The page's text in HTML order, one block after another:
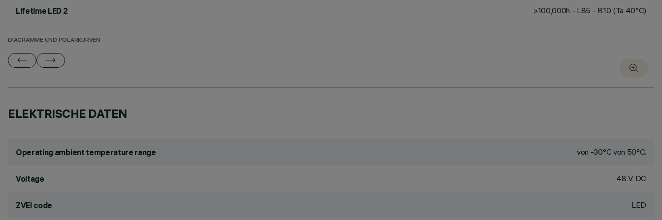
Lifetime LED 2 >100,000h - L85 - B10 (Ta 40°C)
DIAGRAMME UND POLARKURVEN
ELEKTRISCHE DATEN
Operating ambient temperature range von -30°C von 50°C.
Voltage 48 V DC
ZVEI code LED